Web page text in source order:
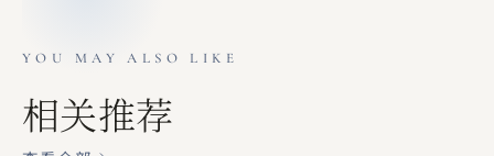
YOU MAY ALSO LIKE
相关推荐